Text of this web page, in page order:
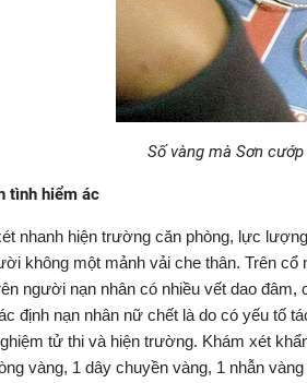
Số vàng mà Sơn
tình hiểm ác
nhanh hiện trường căn phòng, lực
không một mảnh vải che thân. Trên
người nạn nhân có nhiều vết dao
định nạn nhân nữ chết là do có yếu tố
tử thi và hiện trường. Khám xét
vàng, 1 dây chuyền vàng, 1 nhẫn